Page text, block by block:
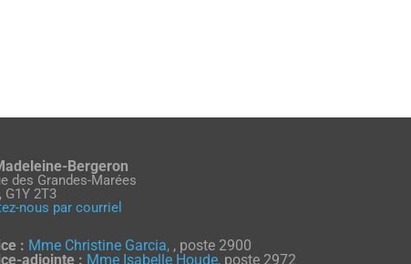
Bergeron
des Grandes-Marées
G1Y 2T3
nous par courriel
: Mme Christine Garcia, , poste 2900
adjointe : Mme Isabelle Houde, poste 2972